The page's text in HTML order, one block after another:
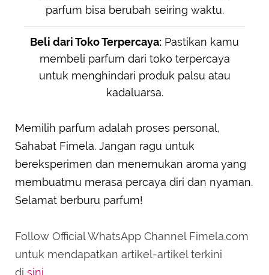
parfum bisa berubah seiring waktu.
Beli dari Toko Terpercaya: Pastikan kamu
membeli parfum dari toko terpercaya
untuk menghindari produk palsu atau
kadaluarsa.
Memilih parfum adalah proses personal,
Sahabat Fimela. Jangan ragu untuk
bereksperimen dan menemukan aroma yang
membuatmu merasa percaya diri dan nyaman.
Selamat berburu parfum!
Follow Official WhatsApp Channel Fimela.com
untuk mendapatkan artikel-artikel terkini
di sini